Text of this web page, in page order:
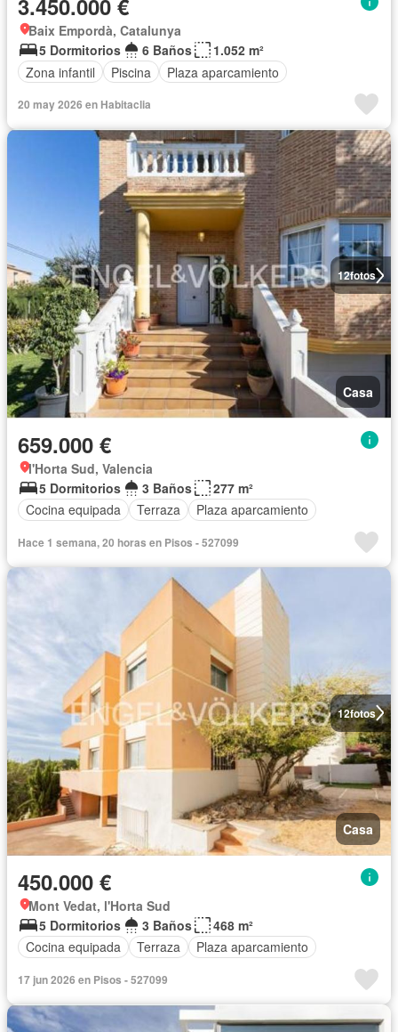
3.450.000 €
Baix Empordà, Catalunya
5 Dormitorios
6 Baños
1.052 m²
Zona infantil
Piscina Plaza aparcamiento
20 may 2026 en Habitaclia
12fotos
Casa
659.000 €
l'Horta Sud, Valencia
5 Dormitorios
3 Baños
277 m²
Cocina equipada
Terraza Plaza aparcamiento
Hace 1 semana, 20 horas en Pisos - 527099
12fotos
Casa
450.000 €
Mont Vedat, l'Horta Sud
5 Dormitorios
3 Baños
468 m²
Cocina equipada
Terraza Plaza aparcamiento
17 jun 2026 en Pisos - 527099